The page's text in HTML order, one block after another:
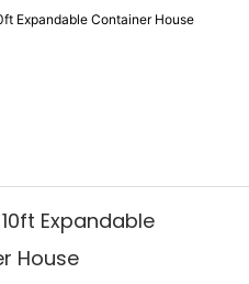
ασφαλή και ασφαλή δομή
Expandable
House